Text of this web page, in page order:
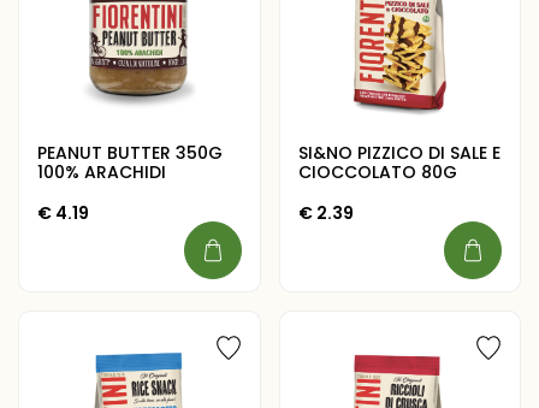
PEANUT BUTTER 350G
100% ARACHIDI
€ 4.19
SI&NO PIZZICO DI SALE E
CIOCCOLATO 80G
€2.39